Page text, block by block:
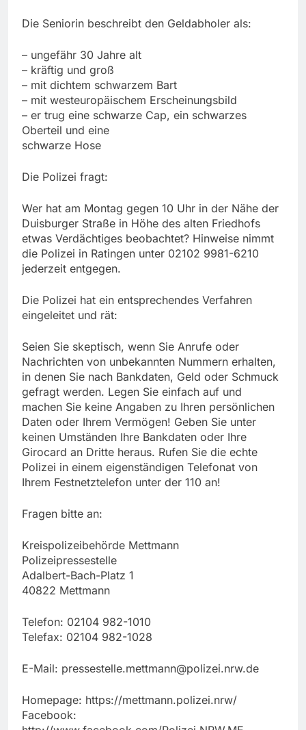
Die Seniorin beschreibt den Geldabholer als:
– ungefähr 30 Jahre alt
– kräftig und groß
– mit dichtem schwarzem Bart
– mit westeuropäischem Erscheinungsbild
– er trug eine schwarze Cap, ein schwarzes
Oberteil und eine
schwarze Hose
Die Polizei fragt:
Wer hat am Montag gegen 10 Uhr in der Nähe der
Duisburger Straße in Höhe des alten Friedhofs
etwas Verdächtiges beobachtet? Hinweise nimmt
die Polizei in Ratingen unter 02102 9981-6210
jederzeit entgegen.
Die Polizei hat ein entsprechendes Verfahren
eingeleitet und rät:
Seien Sie skeptisch, wenn Sie Anrufe oder
Nachrichten von unbekannten Nummern erhalten,
in denen Sie nach Bankdaten, Geld oder Schmuck
gefragt werden. Legen Sie einfach auf und
machen Sie keine Angaben zu Ihren persönlichen
Daten oder Ihrem Vermögen! Geben Sie unter
keinen Umständen Ihre Bankdaten oder Ihre
Girocard an Dritte heraus. Rufen Sie die echte
Polizei in einem eigenständigen Telefonat von
Ihrem Festnetztelefon unter der 110 an!
Fragen bitte an:
Kreispolizeibehörde Mettmann
Polizeipressestelle
Adalbert-Bach-Platz 1
40822 Mettmann
Telefon: 02104 982-1010
Telefax: 02104 982-1028
E-Mail: pressestelle.mettmann@polizei.nrw.de
Homepage: https://mettmann.polizei.nrw/
Facebook: